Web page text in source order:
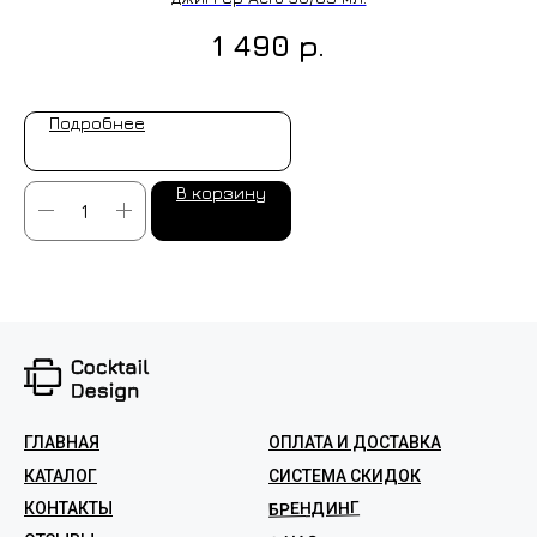
1 490 р.
Подробнее
В корзину
ГЛАВНАЯ
ОПЛАТА И ДОСТАВКА
СИСТЕМА СКИДОК
КОНТАКТЫ
КАТАЛОГ
БРЕНДИНГ